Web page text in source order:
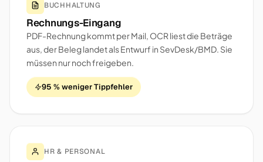
BUCHHALTUNG
Rechnungs-Eingang
PDF-Rechnung kommt per Mail, OCR liest die Beträge
aus, der Beleg landet als Entwurf in SevDesk/BMD. Sie
müssen nur noch freigeben.
95 % weniger Tippfehler
HR & PERSONAL